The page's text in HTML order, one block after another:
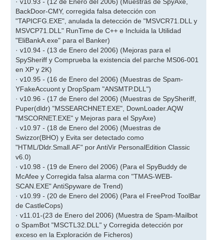
· v10.93 - (12 de Enero del 2006) (Muestras de SpyAxe,
BackDoor-CMY, corregida falsa detección con
"TAPICFG.EXE", anulada la detección de "MSVCR71.DLL y
MSVCP71.DLL" RunTime de C++ e Incluida la Utilidad
"EliBankA.exe" para el Banker)
· v10.94 - (13 de Enero del 2006) (Mejoras para el
SpySheriff y Comprueba la existencia del parche MS06-001
en XP y 2K)
· v10.95 - (16 de Enero del 2006) (Muestras de Spam-
YFakeAccuont y DropSpam "ANSMTP.DLL")
· v10.96 - (17 de Enero del 2006) (Muestras de SpySheriff,
Puper(dldr) "MSSEARCHNET.EXE", DownLoader.AQW
"MSCORNET.EXE" y Mejoras para el SpyAxe)
· v10.97 - (18 de Enero del 2006) (Muestras de
Swizzor(BHO) y Evita ser detectado como
"HTML/Dldr.Small.AF" por AntiVir PersonalEdition Classic
v6.0)
· v10.98 - (19 de Enero del 2006) (Para el SpyBuddy de
McAfee y Corregida falsa alarma con "TMAS-WEB-
SCAN.EXE" AntiSpyware de Trend)
· v10.99 - (20 de Enero del 2006) (Para el FreeProd ToolBar
de CastleCops)
· v11.01-(23 de Enero del 2006) (Muestra de Spam-Mailbot
o SpamBot "MSCTL32.DLL" y Corregida detección por
exceso en la Exploración de Ficheros)